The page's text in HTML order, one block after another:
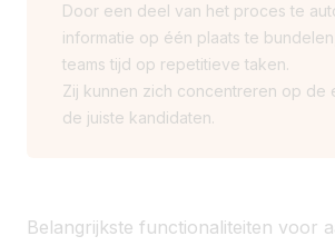
Door een deel van het proces te
informatie op één plaats te
teams tijd op repetitieve taken.
Zij kunnen zich concentreren op de
de juiste kandidaten.
Belangrijkste functionaliteiten voor